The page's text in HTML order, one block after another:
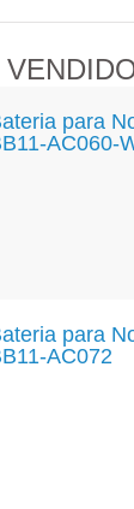
para
AC060-
para
AC072